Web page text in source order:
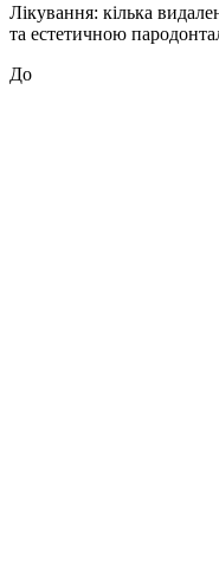
Лікування: кілька
та естетичною
До